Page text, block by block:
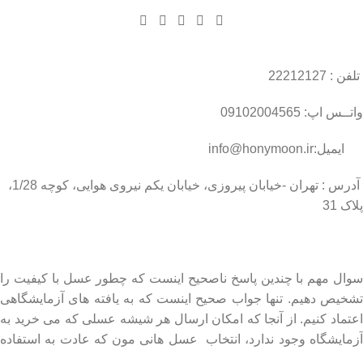
تلفن : 22212127
واتــس اپ: 09102004565
ایمیل:info@honymoon.ir
آدرس : تهران -خیابان پیروزی، خیابان یکم نیروی هوایی، کوچه 1/28،
پلاک 31
سوال مهم با چندین پاسخ ناصحیح اینست که چطور عسل با کیفیت را
تشخیص دهیم. تنها جواب صحیح اینست که به یافته های آزمایشگاهی
اعتماد کنیم. از آنجا که امکان ارسال هر شیشه عسلی که می خرید به
آزمایشگاه وجود ندارد، انتخاب عسل هانی مون که عادت به استفاده